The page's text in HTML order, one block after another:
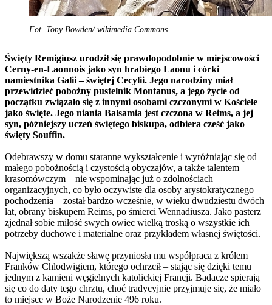
Fot. Tony Bowden/ wikimedia Commons
Święty Remigiusz urodził się prawdopodobnie w miejscowości
Cerny-en-Laonnois jako syn hrabiego Laonu i córki
namiestnika Galii – świętej Cecylii. Jego narodziny miał
przewidzieć pobożny pustelnik Montanus, a jego życie od
początku związało się z innymi osobami czczonymi w Kościele
jako święte. Jego niania Balsamia jest czczona w Reims, a jej
syn, późniejszy uczeń świętego biskupa, odbiera cześć jako
święty Souffin.
Odebrawszy w domu staranne wykształcenie i wyróżniając się od
małego pobożnością i czystością obyczajów, a także talentem
krasomówczym – nie wspominając już o zdolnościach
organizacyjnych, co było oczywiste dla osoby arystokratycznego
pochodzenia – został bardzo wcześnie, w wieku dwudziestu dwóch
lat, obrany biskupem Reims, po śmierci Wennadiusza. Jako pasterz
zjednał sobie miłość swych owiec wielką troską o wszystkie ich
potrzeby duchowe i materialne oraz przykładem własnej świętości.
Największą wszakże sławę przyniosła mu współpraca z królem
Franków Chlodwigiem, którego ochrzcił – stając się dzięki temu
jednym z kamieni węgielnych katolickiej Francji. Badacze spierają
się co do daty tego chrztu, choć tradycyjnie przyjmuje się, że miało
to miejsce w Boże Narodzenie 496 roku.